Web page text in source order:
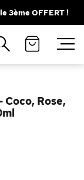
3ème OFFERT !
Coco, Rose,
Fermer
Brumes
à Lèvres